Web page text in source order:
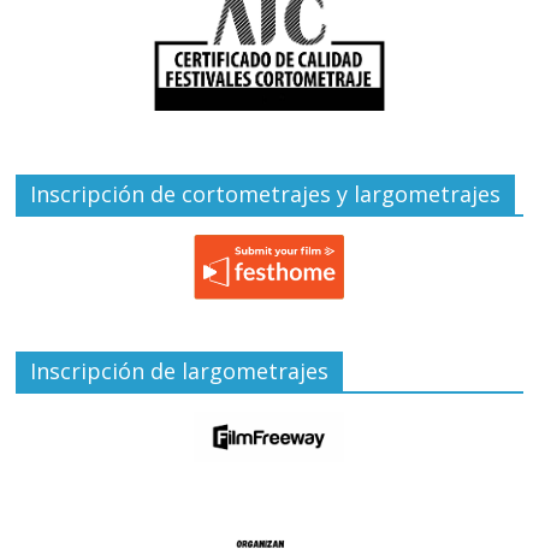
Inscripción de cortometrajes y largometrajes
Inscripción de largometrajes